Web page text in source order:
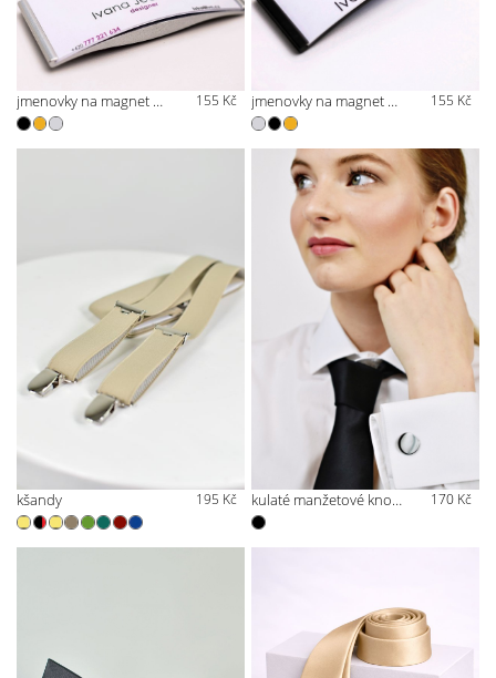
jmenovky na magnet širší 155 Kč jmenovky na magnet užší 155 Kč
kšandy 195 Kč kulaté manžetové knoflíčky 170 Kč